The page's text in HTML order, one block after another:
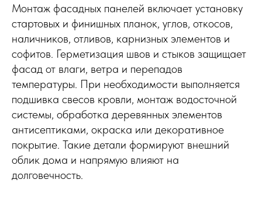
Монтаж фасадных панелей включает установку
стартовых и финишных планок, углов, откосов,
наличников, отливов, карнизных элементов и
софитов. Герметизация швов и стыков защищает
фасад от влаги, ветра и перепадов
температуры. При необходимости выполняется
подшивка свесов кровли, монтаж водосточной
системы, обработка деревянных элементов
антисептиками, окраска или декоративное
покрытие. Такие детали формируют внешний
облик дома и напрямую влияют на
долговечность.